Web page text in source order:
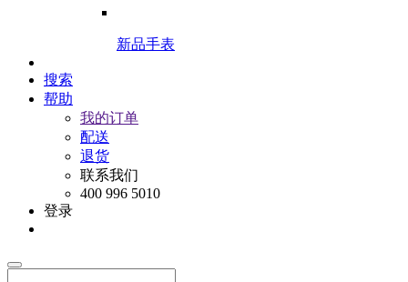
新品手表
搜索
帮助
我的订单
配送
退货
联系我们
400 996 5010
登录